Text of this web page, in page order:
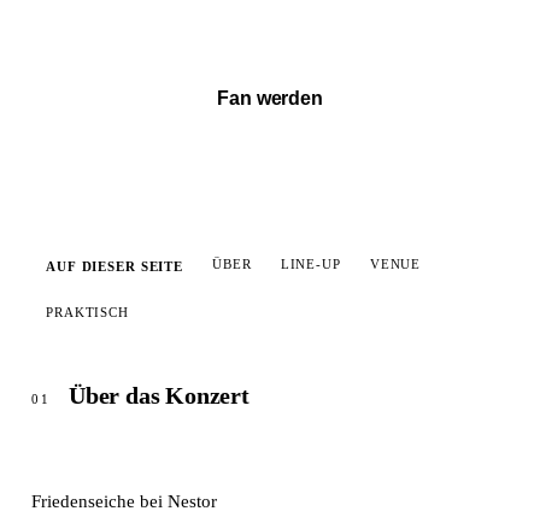
Fan werden
AUF DIESER SEITE ÜBER LINE-UP VENUE
PRAKTISCH
01 Über das Konzert
Friedenseiche bei Nestor